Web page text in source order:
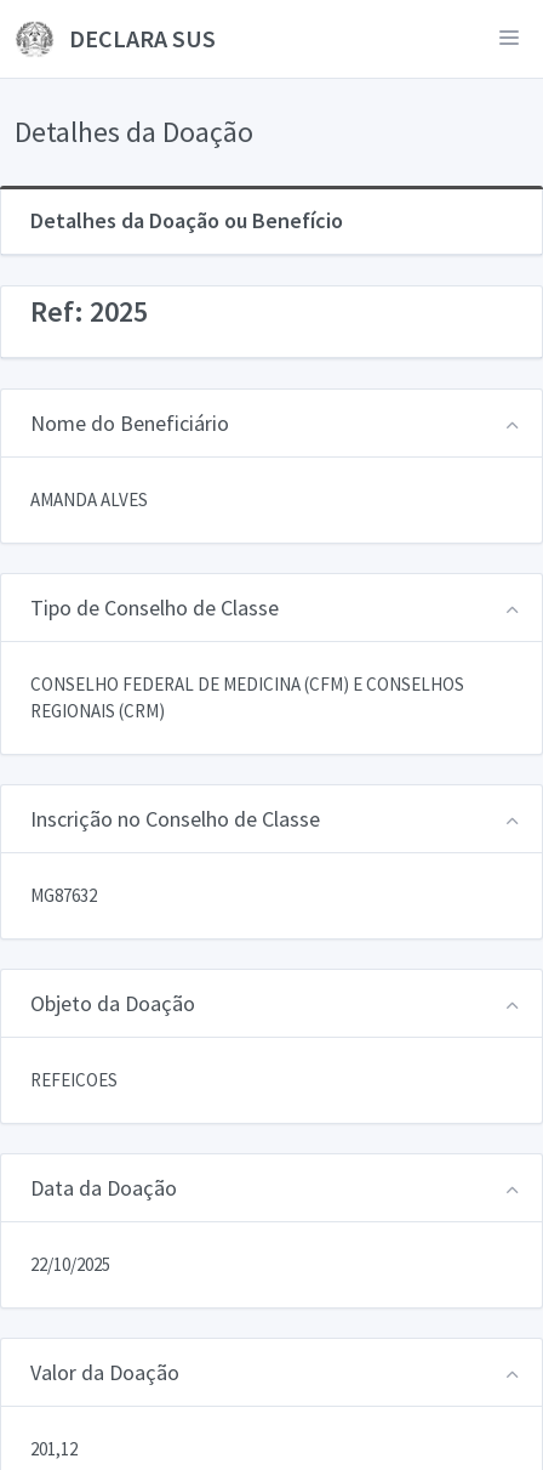
DECLARA SUS
Detalhes da Doação
Detalhes da Doação ou Benefício
Ref: 2025
Nome do Beneficiário
AMANDA ALVES
Tipo de Conselho de Classe
CONSELHO FEDERAL DE MEDICINA (CFM) E CONSELHOS
REGIONAIS (CRM)
Inscrição no Conselho de Classe
MG87632
Objeto da Doação
REFEICOES
Data da Doação
22/10/2025
Valor da Doação
201,12